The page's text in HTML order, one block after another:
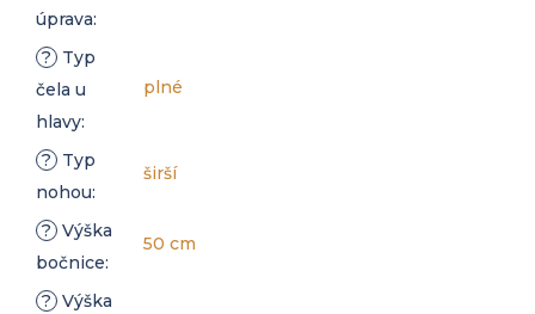
úprava:
?
Typ
čela u
hlavy:
plné
?
Typ
nohou:
širší
? Výška
bočnice:
50 cm
? Výška